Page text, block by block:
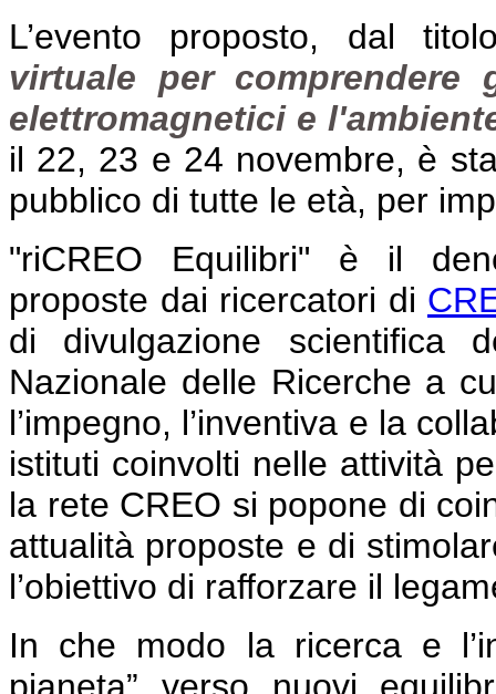
L’evento proposto, dal
virtuale per
elettromagnetici e
il 22, 23 e 24 novembre, è
pubblico di tutte le età, per
"riCREO Equilibri" è il
proposte dai ricercatori di
di divulgazione scientifica
Nazionale delle Ricerche a
l’impegno, l’inventiva e la
istituti coinvolti nelle attività
la rete CREO si popone di
attualità proposte e di
l’obiettivo di rafforzare il
In che modo la ricerca e